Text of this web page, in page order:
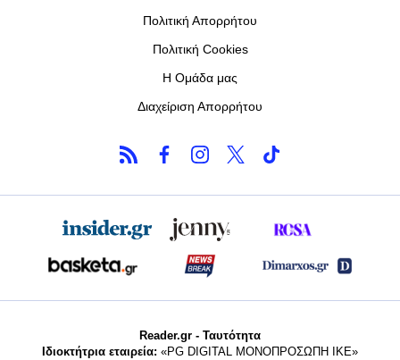
Πολιτική Απορρήτου
Πολιτική Cookies
Η Ομάδα μας
Διαχείριση Απορρήτου
Reader.gr - Ταυτότητα
Ιδιοκτήτρια εταιρεία: «PG DIGITAL MONΟΠΡΟΣΩΠΗ ΙΚΕ»